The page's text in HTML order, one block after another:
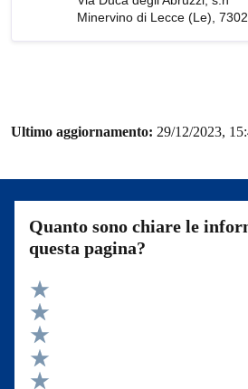
Minervino di Lecce (Le),
Ultimo aggiornamento: 29/12/2023,
Quanto sono chiare le
questa pagina?
Valuta 5 stelle su 5
Valuta 4 stelle su 5
Valuta 3 stelle su 5
Valuta 2 stelle su 5